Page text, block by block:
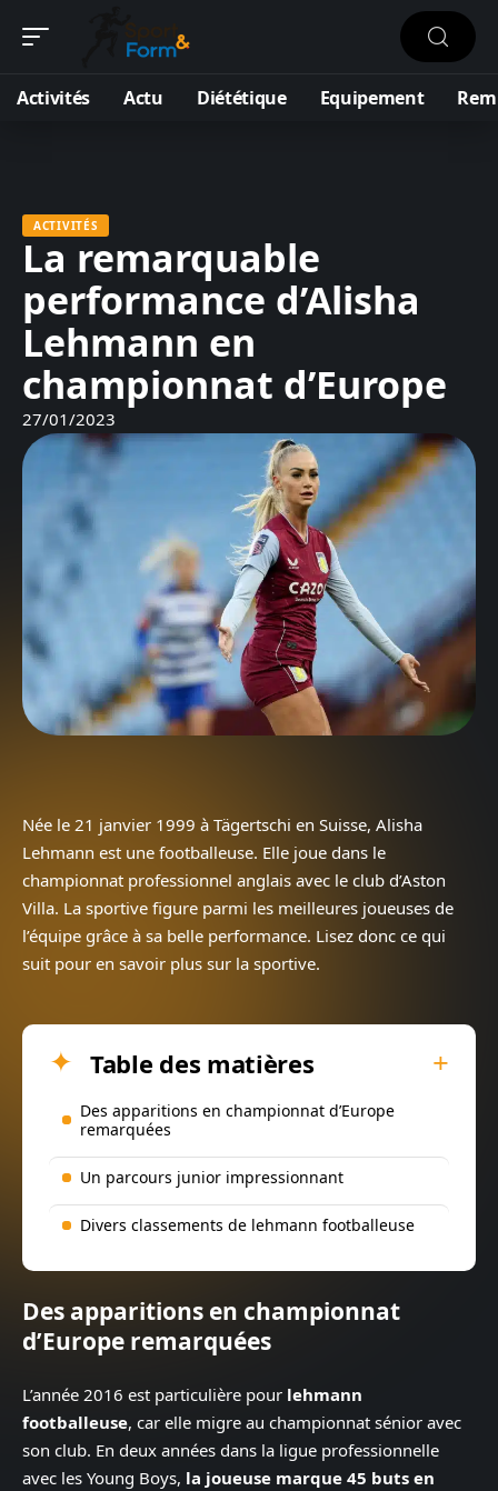
Activités Actu Diététique Equipement
ACTIVITÉS
La remarquable
performance d’Alisha
Lehmann en
championnat d’Europe
27/01/2023
Née le 21 janvier 1999 à Tägertschi en Suisse, Alisha
Lehmann est une footballeuse. Elle joue dans le
championnat professionnel anglais avec le club d’Aston
Villa. La sportive figure parmi les meilleures joueuses de
l’équipe grâce à sa belle performance. Lisez donc ce qui
suit pour en savoir plus sur la sportive.
Table des matières
Des apparitions en championnat d’Europe
remarquées
Un parcours junior impressionnant
Divers classements de lehmann footballeuse
Des apparitions en championnat
d’Europe remarquées
L’année 2016 est particulière pour lehmann
footballeuse, car elle migre au championnat sénior avec
son club. En deux années dans la ligue professionnelle
avec les Young Boys, la joueuse marque 45 buts en